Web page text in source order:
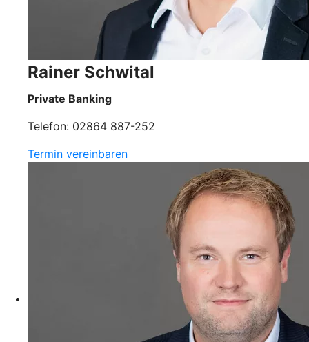
Rainer Schwital
Private Banking
Telefon: 02864 887-252
Termin vereinbaren